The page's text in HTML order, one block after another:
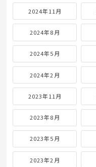
2024年11月
2024年8月
2024年5月
2024年2月
2023年11月
2023年8月
2023年5月
2023年2月